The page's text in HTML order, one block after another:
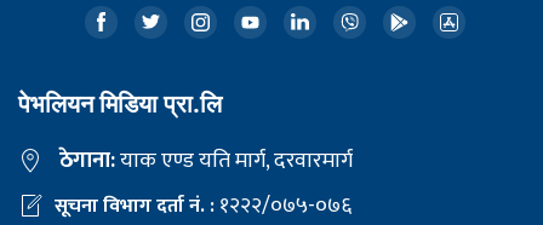
पेभलियन मिडिया प्रा.लि
ठेगाना:याक एण्ड यति मार्ग, दरवारमार्ग
सूचना विभाग दर्ता नं. :१२२२/०७५-०७६